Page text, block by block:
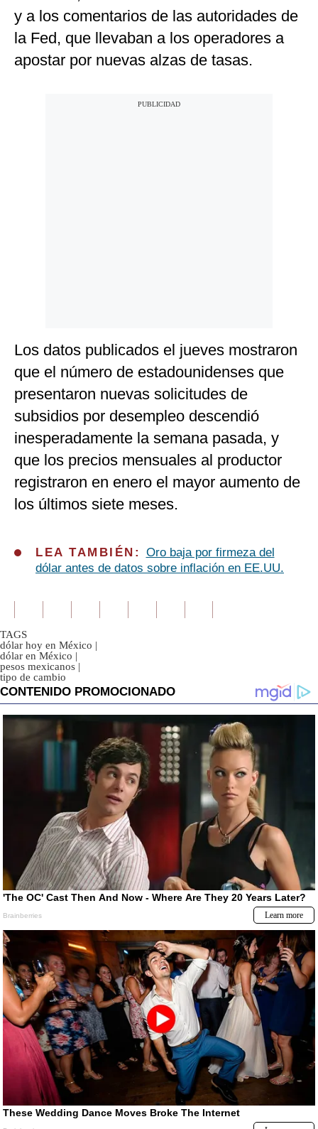
y a los comentarios de las autoridades de
la Fed, que llevaban a los operadores a
apostar por nuevas alzas de tasas.
Los datos publicados el jueves mostraron
que el número de estadounidenses que
presentaron nuevas solicitudes de
subsidios por desempleo descendió
inesperadamente la semana pasada, y
que los precios mensuales al productor
registraron en enero el mayor aumento de
los últimos siete meses.
LEA TAMBIÉN: Oro baja por firmeza del
dólar antes de datos sobre inflación en EE.UU.
TAGS
dólar hoy en México |
dólar en México |
pesos mexicanos |
tipo de cambio